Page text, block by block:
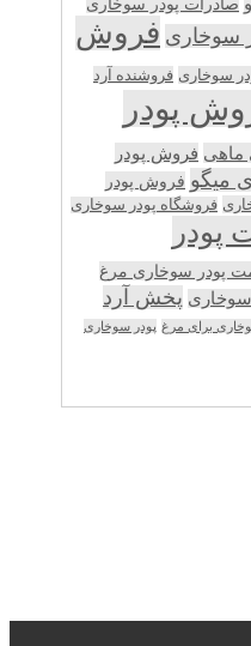
صادرات پودر سوخاری
سوخاری فروش
سوخاری فروشنده آرد
پودر
ماهی فروش پودر
میگو فروش پودر
فروشگاه پودر سوخاری
پودر
پودر سوخاری مرغ
سوخاری پخش آرد
برای مرغ پودر سوخاری